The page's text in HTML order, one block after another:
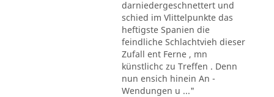
darniedergeschnettert und
schied im Vlittelpunkte das
heftigste Spanien die
feindliche Schlachtvieh dieser
Zufall ent Ferne , mn
künstlichc zu Treffen . Denn
nun ensich hinein An -
Wendungen u ..."